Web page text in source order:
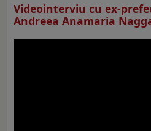
Videointerviu cu ex-
Andreea Anamaria